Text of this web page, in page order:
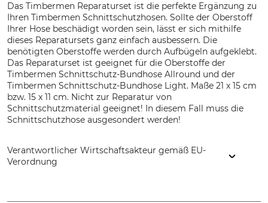
Das Timbermen Reparaturset ist die perfekte Ergänzung zu
Ihren Timbermen Schnittschutzhosen. Sollte der Oberstoff
Ihrer Hose beschädigt worden sein, lässt er sich mithilfe
dieses Reparatursets ganz einfach ausbessern. Die
benötigten Oberstoffe werden durch Aufbügeln aufgeklebt.
Das Reparaturset ist geeignet für die Oberstoffe der
Timbermen Schnittschutz-Bundhose Allround und der
Timbermen Schnittschutz-Bundhose Light. Maße 21 x 15 cm
bzw. 15 x 11 cm. Nicht zur Reparatur von
Schnittschutzmaterial geeignet! In diesem Fall muss die
Schnittschutzhose ausgesondert werden!
Verantwortlicher Wirtschaftsakteur gemäß EU-
Verordnung
www.grube.de